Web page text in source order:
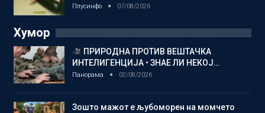
Плусинфо 07/08/2026
Хумор
ПРИРОДНА ПРОТИВ ВЕШТАЧКА
ИНТЕЛИГЕНЦИЈА • ЗНАЕ ЛИ НЕКОЈ…
Панорама 02/08/2026
Зошто мажот е љубоморен на момчето